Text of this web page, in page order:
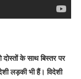
के साथ बिस्तर पर
लड़की भी हैं। विदेशी